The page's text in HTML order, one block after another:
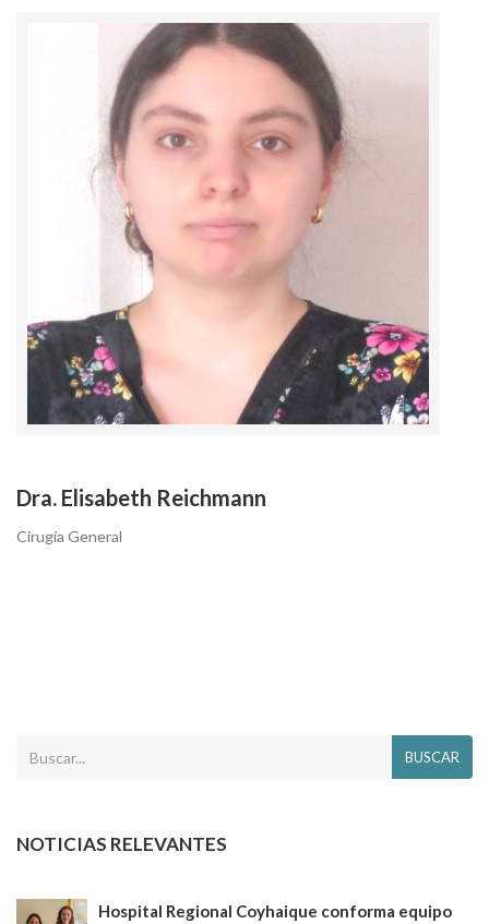
Dra. Elisabeth Reichmann
Cirugía General
BUSCAR
NOTICIAS RELEVANTES
Hospital Regional Coyhaique conforma equipo